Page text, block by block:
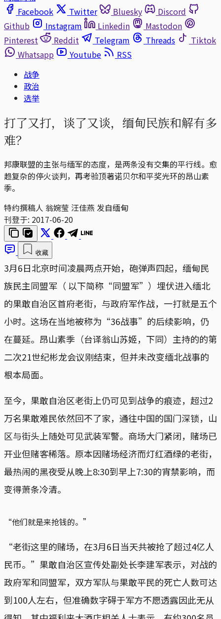
Facebook
Twitter Bluesky
Discord
Github
Instagram Linkedin
Mastodon
Pinterest
Reddit Telegram Threads
Tiktok
Whatsapp
Youtube
RSS
战争
政治
选举
打了又打，谈了又谈，缅甸民族和解有多
难？
邦康联盟的主张与缅军的态度，是两条没有交集的平行线。愈
趋复杂的停火谈判，再考验顶著诺贝尔和平奖光环的昂山素
季。
特约撰稿人 翁婉莹 汪佳燕 发自缅甸
刊登于: 2017-06-20
收藏
3月6日北京时间凌晨两点开始，砲弹声四起，缅甸民
族民主同盟军（ 以下简称“同盟军”）埋伏进入缅北
的果敢自治区首府老街，与政府军作战，一打就是五个
小时。这场在当地被称为“36战事”的后续影响，仍
在蔓延。昂山素季（台译翁山苏姬，下同）主持的的第
二次21世纪彬龙会议刚结束，但并未改变缅北战事的
根本局面。
至今，果敢自治区老街上仍可见到战争的痕迹，超过2
万名果敢难民依然回不了家，通往中国的国门深锁，山
区与街头上随处可见武装军警。商场大门紧闭，赌场已
开业但赌客稀落。原本因赌场经济而灯红酒绿的老街，
最热闹的黑夜受从晚上8:30到早上7:30的宵禁影响，而
变得萧条冷清。
“他们就是来抢钱的。”
“老街这里的赌场，在3月6日当天共被抢了超过4亿人
民币。”果敢自治区宣传处副处长李建军表示，对战的
政府军和同盟军，双方军队与果敢平民的死亡人数可达
到100人左右，但准确数字碍于军方不愿透露因此无从